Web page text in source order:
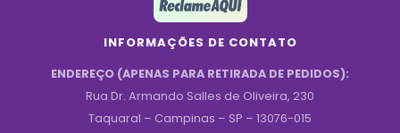
INFORMAÇÕES DE CONTATO
ENDEREÇO (APENAS PARA RETIRADA DE PEDIDOS):
Rua Dr. Armando Salles de Oliveira, 230
Taquaral – Campinas – SP – 13076-015